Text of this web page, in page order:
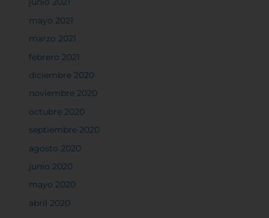
junio 2021
mayo 2021
marzo 2021
febrero 2021
diciembre 2020
noviembre 2020
octubre 2020
septiembre 2020
agosto 2020
junio 2020
mayo 2020
abril 2020